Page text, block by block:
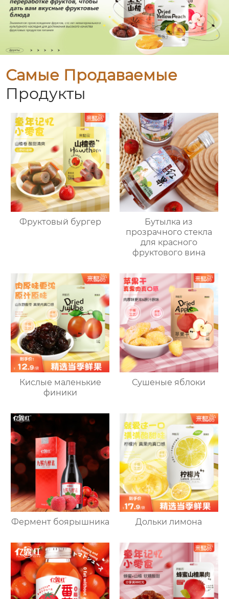
Самые Продаваемые
Продукты
Фруктовый бургер
Бутылка из
прозрачного стекла
для красного
фруктового вина
Кислые маленькие
финики
Сушеные яблоки
Фермент боярышника Дольки лимона